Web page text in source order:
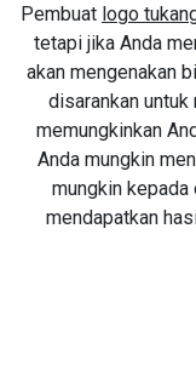
Pembuat logo
tetapi jika Anda
akan mengenakan
disarankan untuk
memungkinkan
Anda mungkin
mungkin kepada
mendapatkan